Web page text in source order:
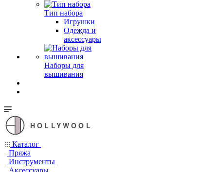
Тип набора
Игрушки
Одежда и
аксессуары
Наборы для
вышивания
HOLLYWOOL
Каталог
Пряжа
Инструменты
Аксессуары